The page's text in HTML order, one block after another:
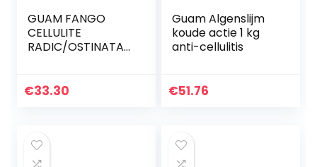
GUAM FANGO
CELLULITE
RADIC/OSTINATA
€33.30
Guam Algenslijm
koude actie 1 kg
anti-cellulitis
€51.76